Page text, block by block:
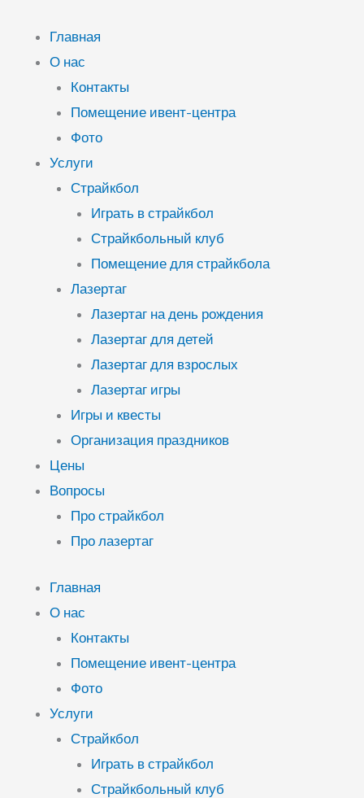
содержимому
Главная
О нас
Контакты
Помещение ивент-центра
Фото
Услуги
Страйкбол
Играть в страйкбол
Страйкбольный клуб
Помещение для страйкбола
Лазертаг
Лазертаг на день рождения
Лазертаг для детей
Лазертаг для взрослых
Лазертаг игры
Игры и квесты
Организация праздников
Цены
Вопросы
Про страйкбол
Про лазертаг
Главная
О нас
Контакты
Помещение ивент-центра
Фото
Услуги
Страйкбол
Играть в страйкбол
Страйкбольный клуб